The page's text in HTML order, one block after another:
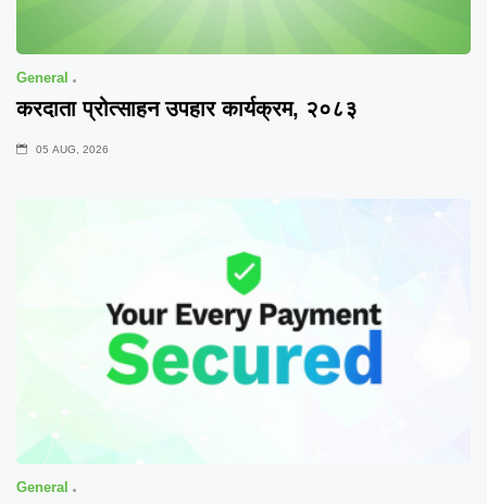
General
करदाता प्रोत्साहन उपहार कार्यक्रम, २०८३
05 AUG, 2026
General